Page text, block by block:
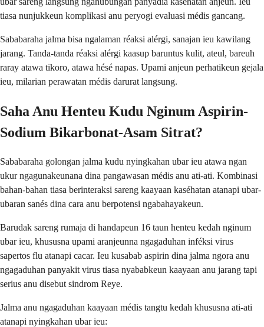
tiasa nunjukkeun komplikasi anu peryogi evaluasi médis gancang.
Sababaraha jalma bisa ngalaman réaksi alérgi, sanajan ieu kawilang
jarang. Tanda-tanda réaksi alérgi kaasup baruntus kulit, ateul, bareuh
raray atawa tikoro, atawa hésé napas. Upami anjeun perhatikeun gejala
ieu, milarian perawatan médis darurat langsung.
Saha Anu Henteu Kudu Nginum Aspirin-
Sodium Bikarbonat-Asam Sitrat?
Sababaraha golongan jalma kudu nyingkahan ubar ieu atawa ngan
ukur ngagunakeunana dina pangawasan médis anu ati-ati. Kombinasi
bahan-bahan tiasa berinteraksi sareng kaayaan kaséhatan atanapi ubar-
ubaran sanés dina cara anu berpotensi ngabahayakeun.
Barudak sareng rumaja di handapeun 16 taun henteu kedah nginum
ubar ieu, khususna upami aranjeunna ngagaduhan inféksi virus
sapertos flu atanapi cacar. Ieu kusabab aspirin dina jalma ngora anu
ngagaduhan panyakit virus tiasa nyababkeun kaayaan anu jarang tapi
serius anu disebut sindrom Reye.
Jalma anu ngagaduhan kaayaan médis tangtu kedah khususna ati-ati
atanapi nyingkahan ubar ieu: